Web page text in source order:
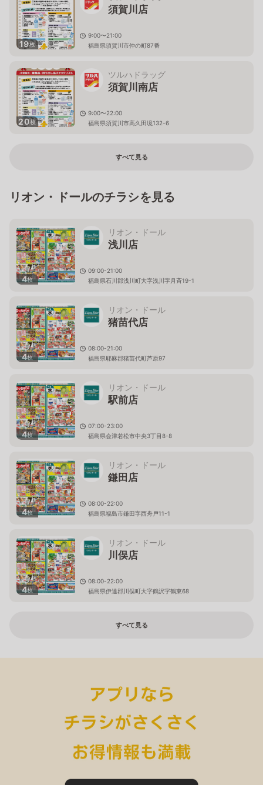
19枚
須賀川店
9:00〜21:00
福島県須賀川市仲の町87番
20枚
ツルハドラッグ
須賀川南店
9:00〜22:00
福島県須賀川市高久田境132-6
すべて見る
リオン・ドールのチラシを見る
4枚
リオン・ドール
浅川店
09:00-21:00
福島県石川郡浅川町大字浅川字月斉19-1
4枚
リオン・ドール
猪苗代店
08:00-21:00
福島県耶麻郡猪苗代町芦原97
4枚
リオン・ドール
駅前店
07:00-23:00
福島県会津若松市中央3丁目8-8
4枚
リオン・ドール
鎌田店
08:00-22:00
福島県福島市鎌田字西舟戸11-1
4枚
リオン・ドール
川俣店
08:00-22:00
福島県伊達郡川俣町大字鶴沢字鶴東68
すべて見る